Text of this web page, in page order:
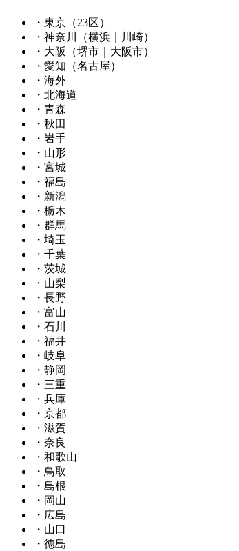
・東京（23区）
・神奈川（横浜｜川崎）
・大阪（堺市｜大阪市）
・愛知（名古屋）
・海外
・北海道
・青森
・秋田
・岩手
・山形
・宮城
・福島
・新潟
・栃木
・群馬
・埼玉
・千葉
・茨城
・山梨
・長野
・富山
・石川
・福井
・岐阜
・静岡
・三重
・兵庫
・京都
・滋賀
・奈良
・和歌山
・鳥取
・島根
・岡山
・広島
・山口
・徳島